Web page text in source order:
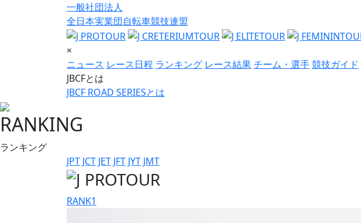
一般社団法人
全日本実業団自転車競技連盟
×
ニュース レース日程 ランキング レース結果チーム・選手競技ガイド
JBCFとは
JBCF ROAD SERIESとは
RANKING
ランキング
JPT JCT JET JFT JYT JMT
RANK1